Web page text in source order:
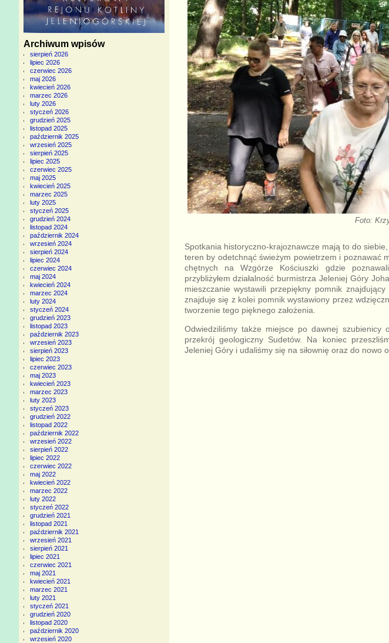
Foto:
Spotkania historyczno-krajoznawcze mają to do
teren by odetchnąć świeżym powietrzem i poznawać
chętnych na Wzgórze Kościuszki gdzie
przybliżyłem działalność burmistrza Jeleniej Góry
mieszczanie wystawili przepiękny pomnik
znajduje się z kolei pomnik wystawiony przez
tworzenie tego pięknego założenia.
Odwiedziliśmy także miejsce po dawnej szubienicy
przekrój geologiczny Sudetów. Na koniec
Jeleniej Góry i udaliśmy się na siłownię oraz do nowo
Archiwum wpisów
sierpień 2026
lipiec 2026
czerwiec 2026
maj 2026
kwiecień 2026
marzec 2026
luty 2026
styczeń 2026
grudzień 2025
listopad 2025
październik 2025
wrzesień 2025
sierpień 2025
lipiec 2025
czerwiec 2025
maj 2025
kwiecień 2025
marzec 2025
luty 2025
styczeń 2025
grudzień 2024
listopad 2024
październik 2024
wrzesień 2024
sierpień 2024
lipiec 2024
czerwiec 2024
maj 2024
kwiecień 2024
marzec 2024
luty 2024
styczeń 2024
grudzień 2023
listopad 2023
październik 2023
wrzesień 2023
sierpień 2023
lipiec 2023
czerwiec 2023
maj 2023
kwiecień 2023
marzec 2023
luty 2023
styczeń 2023
grudzień 2022
listopad 2022
październik 2022
wrzesień 2022
sierpień 2022
lipiec 2022
czerwiec 2022
maj 2022
kwiecień 2022
marzec 2022
luty 2022
styczeń 2022
grudzień 2021
listopad 2021
październik 2021
wrzesień 2021
sierpień 2021
lipiec 2021
czerwiec 2021
maj 2021
kwiecień 2021
marzec 2021
luty 2021
styczeń 2021
grudzień 2020
listopad 2020
październik 2020
wrzesień 2020